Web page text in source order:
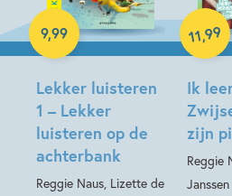
Lekker luisteren
1 – Lekker
luisteren op de
achterbank
Reggie Naus, Lizette de
9,99
Luisterboek
Ik
zijn
Reggie
Janssen
11,99